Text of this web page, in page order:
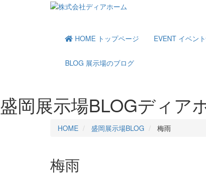
HOME トップページ EVENT イベン
BLOG 展示場のブログ
盛岡展示場BLOGディア
HOME 盛岡展示場BLOG 梅雨
梅雨